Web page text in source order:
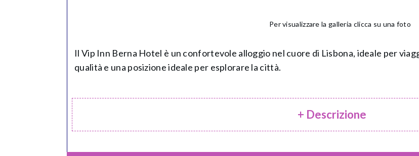
Per visualizzare la galleria clicca su una foto
Il Vip Inn Berna Hotel è un confortevole alloggio nel cuore di Lisbona, ideale per
qualità e una posizione ideale per esplorare la città.
+ Descrizione